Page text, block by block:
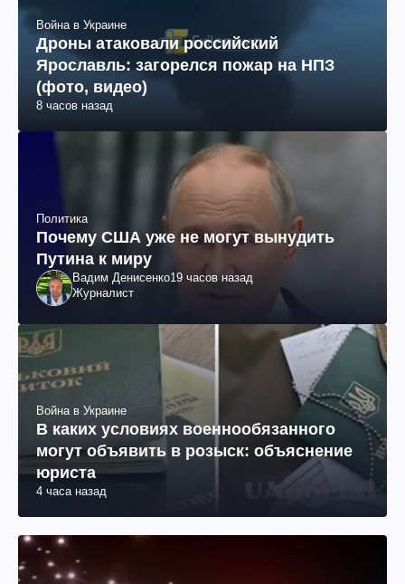
Война в Украине
Дроны атаковали российский
Ярославль: загорелся пожар на НПЗ
(фото, видео)
8 часов назад
Политика
Почему США уже не могут вынудить
Путина к миру
Вадим Денисенко19 часов назад
Журналист
Война в Украине
В каких условиях военнообязанного
могут объявить в розыск: объяснение
юриста
4 часа назад